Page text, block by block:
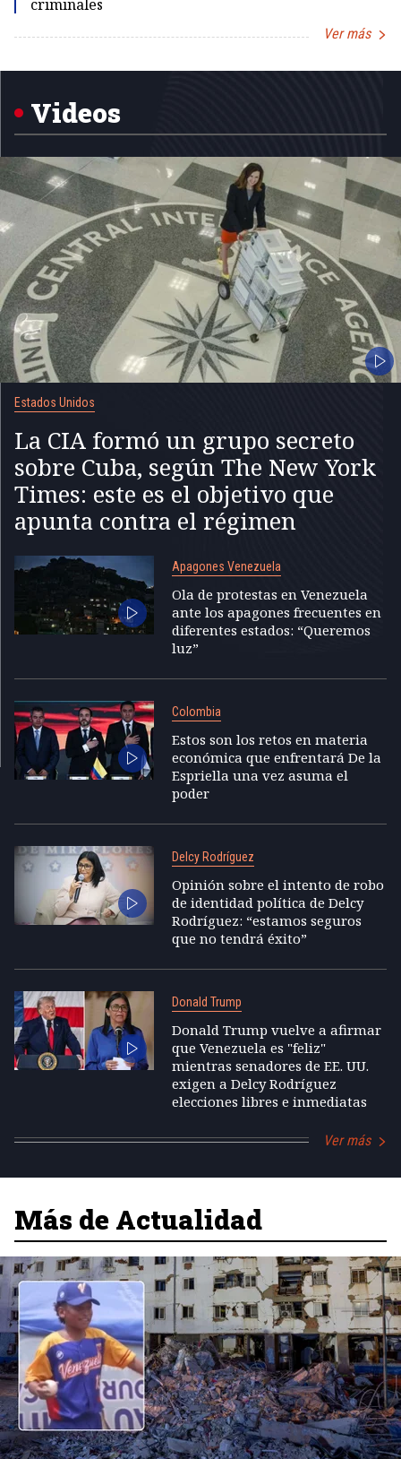
criminales
Ver más
Videos
Estados Unidos
La CIA formó un grupo secreto
sobre Cuba, según The New York
Times: este es el objetivo que
apunta contra el régimen
Apagones Venezuela
Ola de protestas en Venezuela
ante los apagones frecuentes en
diferentes estados: “Queremos
luz”
Colombia
Estos son los retos en materia
económica que enfrentará De la
Espriella una vez asuma el
poder
Delcy Rodríguez
Opinión sobre el intento de robo
de identidad política de Delcy
Rodríguez: “estamos seguros
que no tendrá éxito”
Donald Trump
Donald Trump vuelve a afirmar
que Venezuela es "feliz"
mientras senadores de EE. UU.
exigen a Delcy Rodríguez
elecciones libres e inmediatas
Ver más
Más de Actualidad